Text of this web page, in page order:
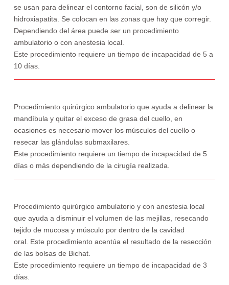
se usan para delinear el contorno facial, son de silicón y/o
hidroxiapatita. Se colocan en las zonas que hay que corregir.
Dependiendo del área puede ser un procedimiento
ambulatorio o con anestesia local.
Este procedimiento requiere un tiempo de incapacidad de 5 a
10 días.
Procedimiento quirúrgico ambulatorio que ayuda a delinear la
mandíbula y quitar el exceso de grasa del cuello, en
ocasiones es necesario mover los músculos del cuello o
resecar las glándulas submaxilares.
Este procedimiento requiere un tiempo de incapacidad de 5
días o más dependiendo de la cirugía realizada.
Procedimiento quirúrgico ambulatorio y con anestesia local
que ayuda a disminuir el volumen de las mejillas, resecando
tejido de mucosa y músculo por dentro de la cavidad
oral. Este procedimiento acentúa el resultado de la resección
de las bolsas de Bichat.
Este procedimiento requiere un tiempo de incapacidad de 3
días.